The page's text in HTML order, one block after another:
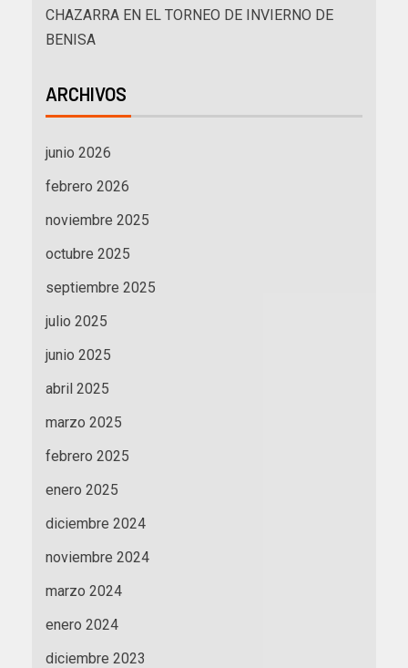
CHAZARRA EN EL TORNEO DE INVIERNO DE
BENISA
ARCHIVOS
junio 2026
febrero 2026
noviembre 2025
octubre 2025
septiembre 2025
julio 2025
junio 2025
abril 2025
marzo 2025
febrero 2025
enero 2025
diciembre 2024
noviembre 2024
marzo 2024
enero 2024
diciembre 2023